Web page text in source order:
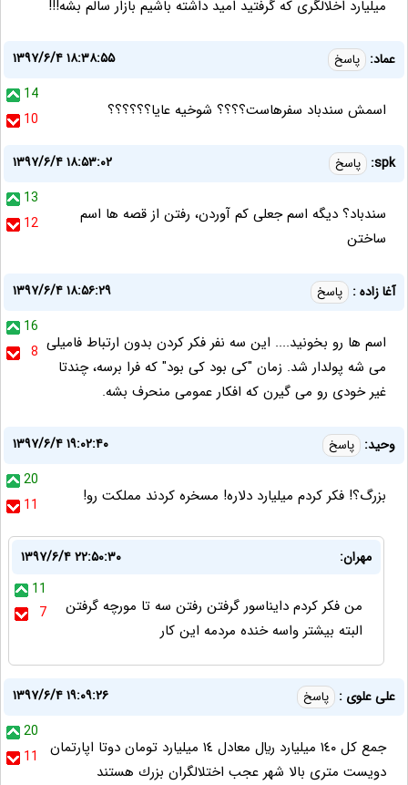
میلیارد اخلالگری که گرفتید امید داشته باشیم بازار سالم بشه!!!
عماد: پاسخ
۱۳۹۷/۶/۴ ۱۸:۳۸:۵۵
14
10
اسمش سندباد سفرهاست؟؟؟؟ شوخیه عایا؟؟؟؟؟؟
spk: پاسخ
۱۳۹۷/۶/۴ ۱۸:۵۳:۰۲
13
12
سندباد؟ دیگه اسم جعلی کم آوردن، رفتن از قصه ها اسم
ساختن
آغا زاده : پاسخ
۱۳۹۷/۶/۴ ۱۸:۵۶:۲۹
16
8 اسم ها رو بخونید.... این سه نفر فکر کردن بدون ارتباط فامیلی
می شه پولدار شد. زمان "کی بود کی بود" که فرا برسه، چندتا
غیر خودی رو می گیرن که افکار عمومی منحرف بشه.
وحید: پاسخ
۱۳۹۷/۶/۴ ۱۹:۰۲:۴۰
20
11
بزرگ؟! فکر کردم میلیارد دلاره! مسخره کردند مملکت رو!
مهران:
۱۳۹۷/۶/۴ ۲۲:۵۰:۳۰
11
7
من فکر کردم دایناسور گرفتن رفتن سه تا مورچه گرفتن
البته بیشتر واسه خنده مردمه این کار
على علوى : پاسخ
۱۳۹۷/۶/۴ ۱۹:۰۹:۲۶
20
11
جمع كل ١٤٠ ميليارد ريال معادل ١٤ ميليارد تومان دوتا اپارتمان
دويست مترى بالا شهر عجب اختلالگران بزرك هستند